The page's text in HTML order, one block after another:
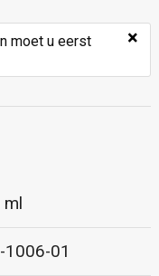
moet u eerst
×
ml
1006-01